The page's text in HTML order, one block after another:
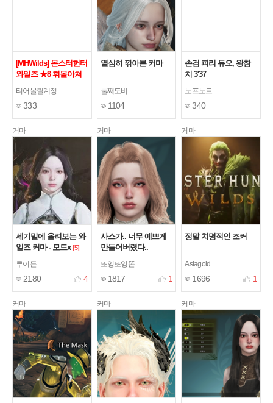
[MHWilds] 몬스터헌터
와일즈 ★8 휘몰아쳐
왕 레다우 활 솔로
02'41"40
티어올릴계정
333
열심히 깎아본 커마
둘째도비
1104
손검 피리 듀오, 왕참
치 3'37
노프노르
340
커마
세기말에 올려보는 와
일즈 커마 - 모드x [5]
루이든
2180 4
커마
사스가.. 너무 예쁘게
만들어버렸다..
또잉또잉똔
1817 1
커마
정말 치명적인 조커
Asiagold
1696 1
커마 커마 커마